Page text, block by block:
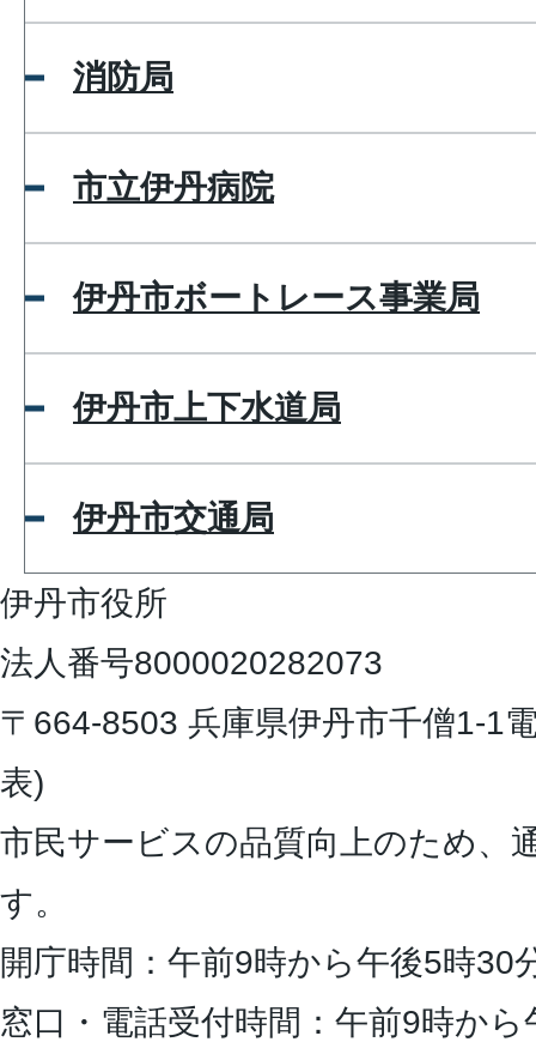
消防局
市立伊丹病院
伊丹市ボートレース事業局
伊丹市上下水道局
伊丹市交通局
伊丹市役所
法人番号8000020282073
〒664-8503 兵庫県伊丹市千僧1-1
表)
市民サービスの品質向上のため、
す。
開庁時間：午前9時から午後5時30
窓口・電話受付時間：午前9時か